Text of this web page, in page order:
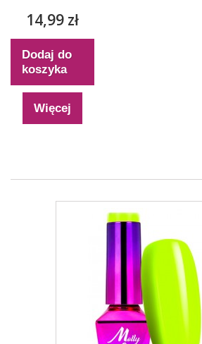
14,99 zł
Dodaj do
koszyka
Więcej